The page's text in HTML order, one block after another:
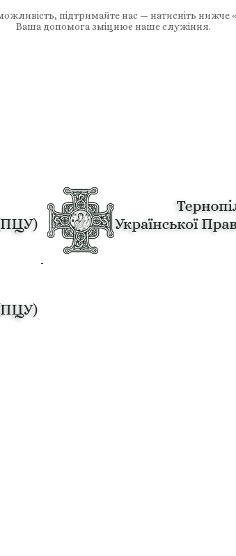
підтримайте нас — натисніть нижче
Ваша допомога зміцнює наше служіння.